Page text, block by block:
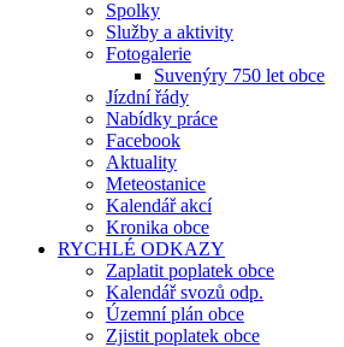
Spolky
Služby a aktivity
Fotogalerie
Suvenýry 750 let obce
Jízdní řády
Nabídky práce
Facebook
Aktuality
Meteostanice
Kalendář akcí
Kronika obce
RYCHLÉ ODKAZY
Zaplatit poplatek obce
Kalendář svozů odp.
Územní plán obce
Zjistit poplatek obce